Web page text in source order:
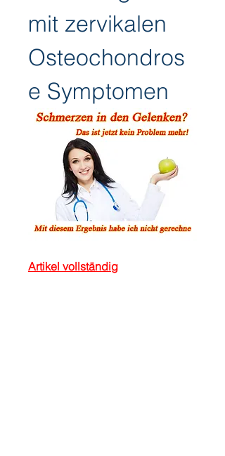
mit zervikalen
Osteochondros
e Symptomen
Artikel vollständig